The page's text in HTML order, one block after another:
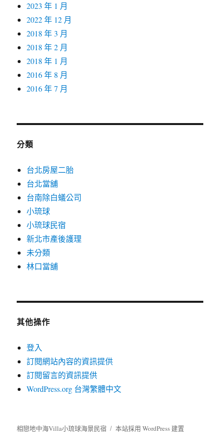
2023 年 1 月
2022 年 12 月
2018 年 3 月
2018 年 2 月
2018 年 1 月
2016 年 8 月
2016 年 7 月
分類
台北房屋二胎
台北當舖
台南除白蟻公司
小琉球
小琉球民宿
新北市產後護理
未分類
林口當舖
其他操作
登入
訂閱網站內容的資訊提供
訂閱留言的資訊提供
WordPress.org 台灣繁體中文
相戀地中海Villa小琉球海景民宿 本站採用 WordPress 建置